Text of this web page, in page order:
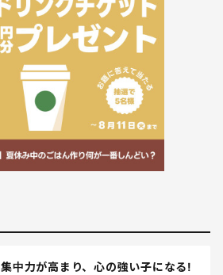
集中力が高まり、心の強い子になる!